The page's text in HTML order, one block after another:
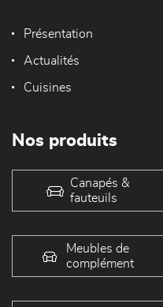
Présentation
Actualités
Cuisines
Nos produits
Canapés &
fauteuils
Meubles de
complément